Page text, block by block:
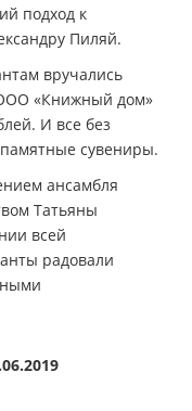
подход к
Пиляй.
вручались
«Книжный дом»
И все без
сувениры.
ансамбля
Татьяны
всей
радовали